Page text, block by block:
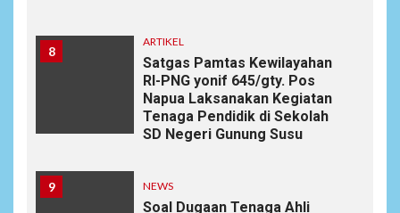
8
ARTIKEL
Satgas Pamtas Kewilayahan
RI-PNG yonif 645/gty. Pos
Napua Laksanakan Kegiatan
Tenaga Pendidik di Sekolah
SD Negeri Gunung Susu
9 NEWS
Soal Dugaan Tenaga Ahli